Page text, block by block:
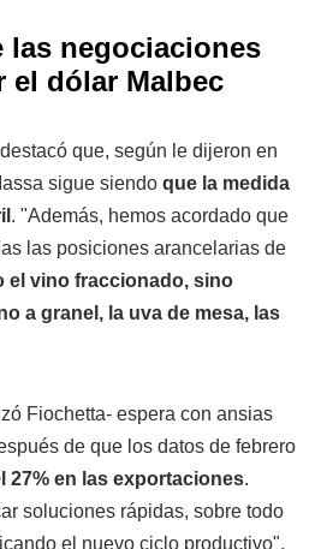
las negociaciones
el dólar Malbec
destacó que, según le dijeron en
sigue siendo que la medida
. "Además, hemos acordado que
las posiciones arancelarias de
el vino fraccionado, sino
a granel, la uva de mesa, las
Fiochetta- espera con ansias
de que los datos de febrero
27% en las exportaciones.
soluciones rápidas, sobre todo
el nuevo ciclo productivo",